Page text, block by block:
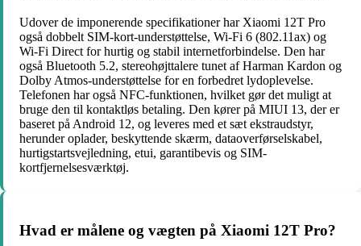
Udover de imponerende specifikationer har Xiaomi 12T Pro
også dobbelt SIM-kort-understøttelse, Wi-Fi 6 (802.11ax) og
Wi-Fi Direct for hurtig og stabil internetforbindelse. Den har
også Bluetooth 5.2, stereohøjttalere tunet af Harman Kardon og
Dolby Atmos-understøttelse for en forbedret lydoplevelse.
Telefonen har også NFC-funktionen, hvilket gør det muligt at
bruge den til kontaktløs betaling. Den kører på MIUI 13, der er
baseret på Android 12, og leveres med et sæt ekstraudstyr,
herunder oplader, beskyttende skærm, dataoverførselskabel,
hurtigstartsvejledning, etui, garantibevis og SIM-
kortfjernelsesværktøj.
Hvad er målene og vægten på Xiaomi 12T Pro?